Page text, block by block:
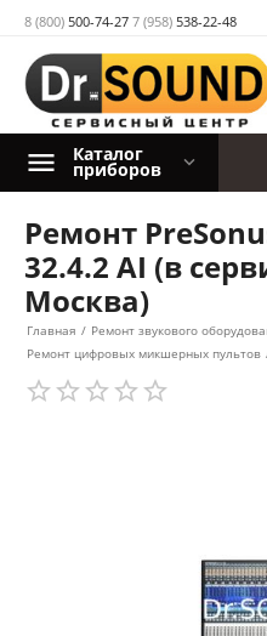
8 (800) 500-74-27 7 (958) 538-22-48
Каталог
приборов
Ремонт
32.4.2 AI (в
Москва)
Главная / Ремонт звукового
Ремонт цифровых микшерных пультов